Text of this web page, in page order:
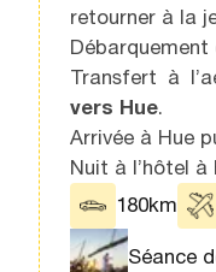
retourner à la
Transfert à
vers Hue.
Arrivée à Hue
Nuit à l’hôtel à
180km
Séance